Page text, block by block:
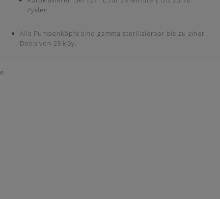
Zyklen
Alle Pumpenköpfe sind gamma-sterilisierbar bis zu einer
Dosis von 25 kGy.